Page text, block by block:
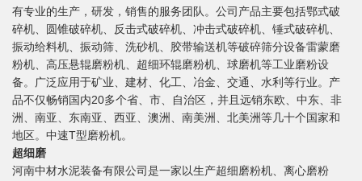
有专业的生产，研发，销售的服务团队。公司产品主要包括鄂式破
碎机、圆锥破碎机、反击式破碎机、冲击式破碎机、锤式破碎机、
振动给料机、振动筛、洗砂机、胶带输送机等破碎筛分设备雷蒙磨
粉机、高压悬辊磨粉机、超细环辊磨粉机、球磨机等工业磨粉设
备。广泛应用于矿业、建材、化工、冶金、交通、水利等行业。产
品不仅畅销国内20多个省、市、自治区，并且远销东欧、中东、非
洲、南亚、东南亚、西亚、澳洲、南美洲、北美洲等几十个国家和
地区。中速T型磨粉机。
超细磨
河南中材水泥装备有限公司是一家以生产超细磨粉机、离心磨粉